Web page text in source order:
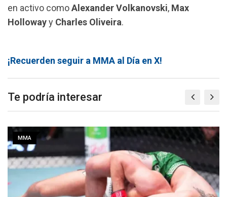
en activo comoAlexander Volkanovski, Max
Hollowayy Charles Oliveira.
¡Recuerden seguir a MMA al Día en X!
Te podría interesar
MMA